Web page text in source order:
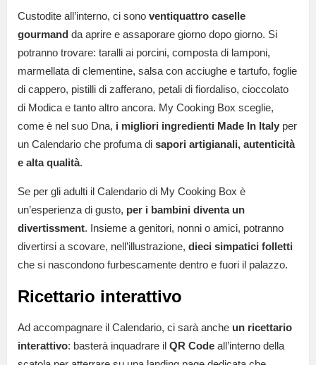
Custodite all’interno, ci sono ventiquattro caselle
gourmand da aprire e assaporare giorno dopo giorno. Si
potranno trovare: taralli ai porcini, composta di lamponi,
marmellata di clementine, salsa con acciughe e tartufo, foglie
di cappero, pistilli di zafferano, petali di fiordaliso, cioccolato
di Modica e tanto altro ancora. My Cooking Box sceglie,
come è nel suo Dna, i migliori ingredienti Made In Italy per
un Calendario che profuma di sapori artigianali, autenticità
e alta qualità.
Se per gli adulti il Calendario di My Cooking Box è
un’esperienza di gusto, per i bambini diventa un
divertissment. Insieme a genitori, nonni o amici, potranno
divertirsi a scovare, nell’illustrazione, dieci simpatici folletti
che si nascondono furbescamente dentro e fuori il palazzo.
Ricettario interattivo
Ad accompagnare il Calendario, ci sarà anche un ricettario
interattivo: basterà inquadrare il QR Code all’interno della